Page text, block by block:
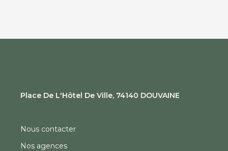
Place De L'Hôtel De Ville, 74140 DOUVAINE
Nous contacter
Nos agences